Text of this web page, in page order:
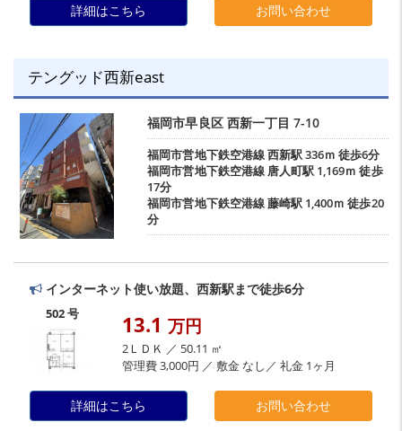
詳細はこちら お問い合わせ
テングッド西新east
福岡市早良区 西新一丁目 7-10
福岡市営地下鉄空港線西新駅336ｍ 徒歩6分
福岡市営地下鉄空港線 唐人町駅 1,169ｍ 徒歩
17分
福岡市営地下鉄空港線藤崎駅 1,400ｍ 徒歩20
分
インターネット使い放題、西新駅まで徒歩6分
502 号 13.1 万円
2ＬＤＫ ／ 50.11 ㎡
管理費 3,000円 ／ 敷金 なし／ 礼金 1ヶ月
詳細はこちら お問い合わせ